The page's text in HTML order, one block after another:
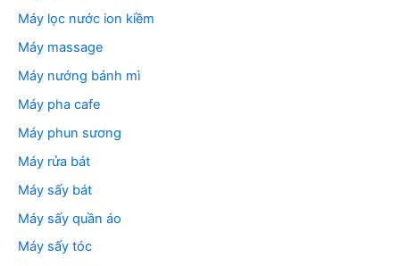
Máy lọc nước ion kiềm
Máy massage
Máy nướng bánh mì
Máy pha cafe
Máy phun sương
Máy rửa bát
Máy sấy bát
Máy sấy quần áo
Máy sấy tóc